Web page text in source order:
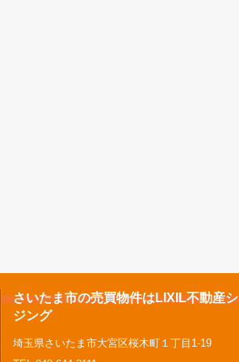
さいたま市の売買物件はLIXIL不動産
ジング
埼玉県さいたま市大宮区桜木町１丁目1-19